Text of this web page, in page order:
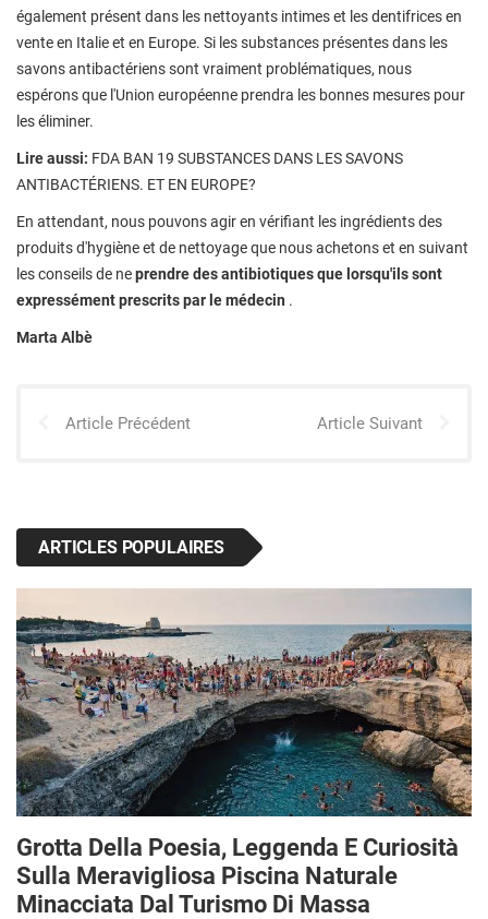
également présent dans les nettoyants intimes et les dentifrices en
vente en Italie et en Europe. Si les substances présentes dans les
savons antibactériens sont vraiment problématiques, nous
espérons que l'Union européenne prendra les bonnes mesures pour
les éliminer.
Lire aussi: FDA BAN 19 SUBSTANCES DANS LES SAVONS
ANTIBACTÉRIENS. ET EN EUROPE?
En attendant, nous pouvons agir en vérifiant les ingrédients des
produits d'hygiène et de nettoyage que nous achetons et en suivant
les conseils de neprendre des antibiotiques que lorsqu'ils sont
expressément prescrits par le médecin .
Marta Albè
Article Précédent Article Suivant
ARTICLES POPULAIRES
Grotta Della Poesia, Leggenda E Curiosità
Sulla Meravigliosa Piscina Naturale
Minacciata Dal Turismo Di Massa